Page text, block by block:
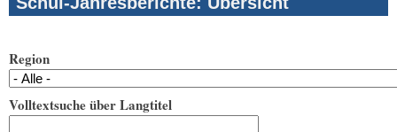
Region
Volltextsuche über Langtitel